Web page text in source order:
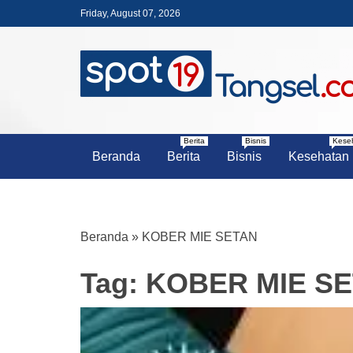
to
Friday, August 07, 2026
SPOT19
Beranda Berita
Berita
Bisnis
Bisnis
Kesehatan
Beranda » KOBER MIE SETAN
Tag: KOBER MIE